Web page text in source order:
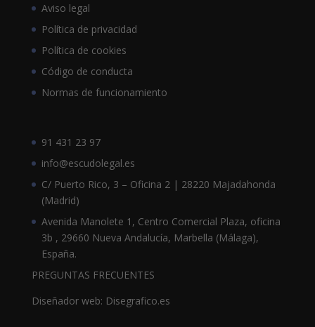
Aviso legal
Política de privacidad
Política de cookies
Código de conducta
Normas de funcionamiento
91 431 23 97
info@escudolegal.es
C/ Puerto Rico, 3 – Oficina 2 | 28220 Majadahonda
(Madrid)
Avenida Manolete 1, Centro Comercial Plaza, oficina
3b , 29660 Nueva Andalucía, Marbella (Málaga),
España.
PREGUNTAS FRECUENTES
Diseñador web: Disegrafico.es